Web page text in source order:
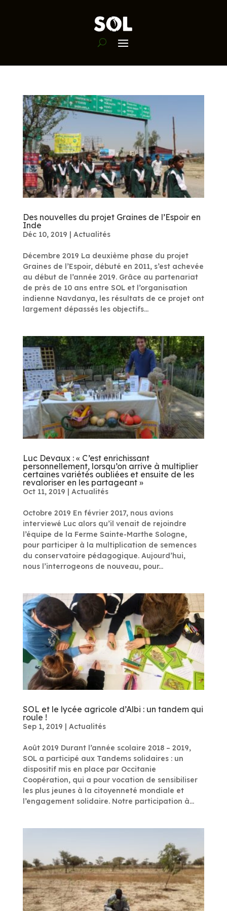
Des nouvelles du projet Graines de l’Espoir en
Inde
Déc 10, 2019 | Actualités
Décembre 2019 La deuxième phase du projet
Graines de l’Espoir, débuté en 2011, s’est achevée
au début de l’année 2019. Grâce au partenariat
de près de 10 ans entre SOL et l’organisation
indienne Navdanya, les résultats de ce projet ont
largement dépassés les objectifs...
Luc Devaux : « C’est enrichissant
personnellement, lorsqu’on arrive à multiplier
certaines variétés oubliées et ensuite de les
revaloriser en les partageant »
Oct 11, 2019 | Actualités
Octobre 2019 En février 2017, nous avions
interviewé Luc alors qu’il venait de rejoindre
l’équipe de la Ferme Sainte-Marthe Sologne,
pour participer à la multiplication de semences
du conservatoire pédagogique. Aujourd’hui,
nous l’interrogeons de nouveau, pour...
SOL et le lycée agricole d’Albi : un tandem qui
roule !
Sep 1, 2019 Actualités
Août 2019 Durant l’année scolaire 2018 – 2019,
SOL a participé aux Tandems solidaires : un
dispositif mis en place par Occitanie
Coopération, qui a pour vocation de sensibiliser
les plus jeunes à la citoyenneté mondiale et
l’engagement solidaire. Notre participation à...